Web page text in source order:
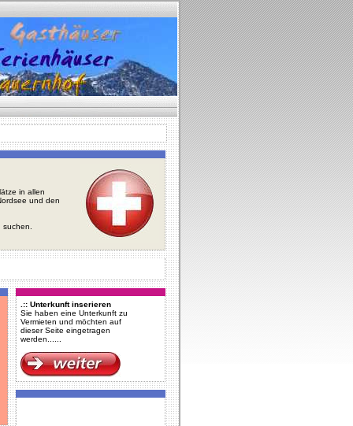
in allen
und den
.:: Unterkunft inserieren
Sie haben eine Unterkunft zu
Vermieten und möchten auf
dieser Seite eingetragen
werden......